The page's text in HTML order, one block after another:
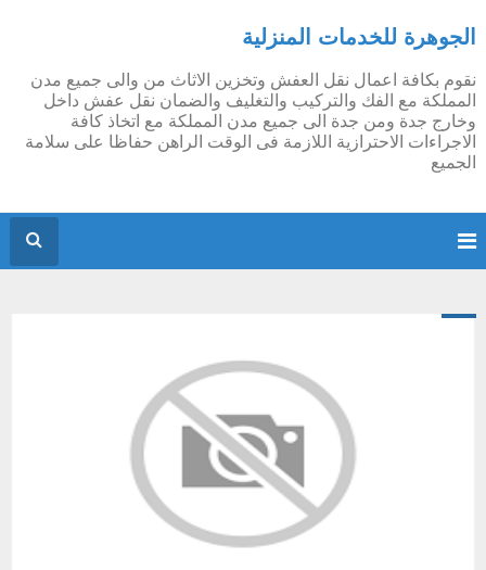
الجوهرة للخدمات المنزلية
نقوم بكافة اعمال نقل العفش وتخزين الاثاث من والى جميع مدن
المملكة مع الفك والتركيب والتغليف والضمان نقل عفش داخل
وخارج جدة ومن جدة الى جميع مدن المملكة مع اتخاذ كافة
الاجراءات الاحترازية اللازمة فى الوقت الراهن حفاظا على سلامة
الجميع